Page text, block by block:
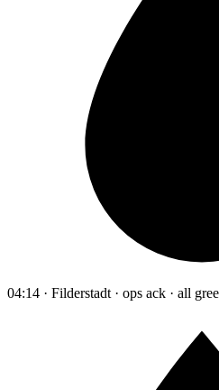
04:14 · Filderstadt · ops ack · all